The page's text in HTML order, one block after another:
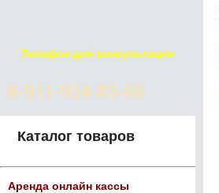
Телефон для консультации
8-911-924-85-66
Каталог товаров
Аренда онлайн кассы